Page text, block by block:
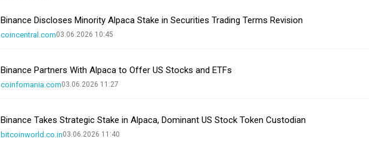
Binance Discloses Minority Alpaca Stake in Securities Trading Terms Revision
coincentral.com03.06.2026 10:45
Binance Partners With Alpaca to Offer US Stocks and ETFs
coinfomania.com03.06.2026 11:27
Binance Takes Strategic Stake in Alpaca, Dominant US Stock Token Custodian
bitcoinworld.co.in03.06.2026 11:40